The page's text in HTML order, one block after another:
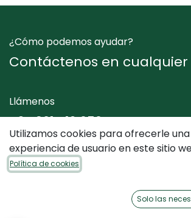
¿Cómo podemos ayudar?
Contáctenos en
Llámenos
+34 961 412 050
Envíenos un mensaje
Utilizamos cookies para ofrecerle
experiencia de usuario en este sitio
Política de cookies
Solo las